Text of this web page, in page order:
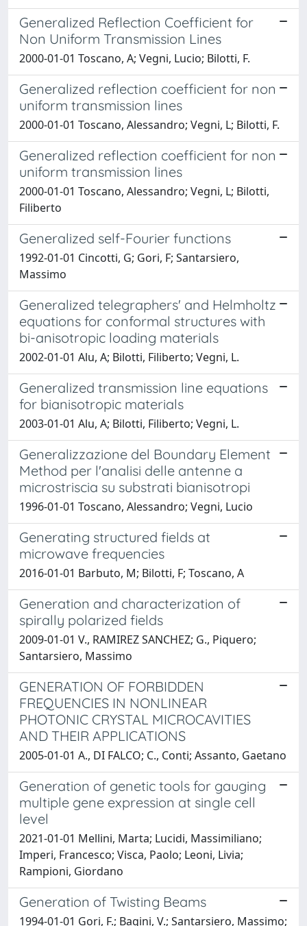
Generalized Reflection Coefficient for
Non Uniform Transmission Lines
2000-01-01 Toscano, A; Vegni, Lucio; Bilotti, F.
Generalized reflection coefficient for non
uniform transmission lines
2000-01-01 Toscano, Alessandro; Vegni, L; Bilotti, F.
Generalized reflection coefficient for non
uniform transmission lines
2000-01-01 Toscano, Alessandro; Vegni, L; Bilotti,
Filiberto
Generalized self-Fourier functions
1992-01-01 Cincotti, G; Gori, F; Santarsiero,
Massimo
Generalized telegraphers' and Helmholtz
equations for conformal structures with
bi-anisotropic loading materials
2002-01-01 Alu, A; Bilotti, Filiberto; Vegni, L.
Generalized transmission line equations
for bianisotropic materials
2003-01-01 Alu, A; Bilotti, Filiberto; Vegni, L.
Generalizzazione del Boundary Element
Method per l'analisi delle antenne a
microstriscia su substrati bianisotropi
1996-01-01 Toscano, Alessandro; Vegni, Lucio
Generating structured fields at
microwave frequencies
2016-01-01 Barbuto, M; Bilotti, F; Toscano, A
Generation and characterization of
spirally polarized fields
2009-01-01 V., RAMIREZ SANCHEZ; G., Piquero;
Santarsiero, Massimo
GENERATION OF FORBIDDEN
FREQUENCIES IN NONLINEAR
PHOTONIC CRYSTAL MICROCAVITIES
AND THEIR APPLICATIONS
2005-01-01 A., DI FALCO; C., Conti; Assanto, Gaetano
Generation of genetic tools for gauging
multiple gene expression at single cell
level
2021-01-01 Mellini, Marta; Lucidi, Massimiliano;
Imperi, Francesco; Visca, Paolo; Leoni, Livia;
Rampioni, Giordano
Generation of Twisting Beams
1994-01-01 Gori, F.; Bagini, V.; Santarsiero, Massimo;